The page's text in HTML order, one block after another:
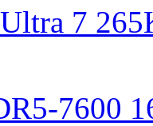
7
7600